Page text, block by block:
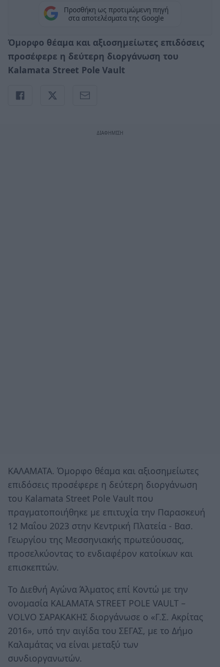
Προσθήκη ως προτιμώμενη πηγή
στα αποτελέσματα της Google
Όμορφο θέαμα και αξιοσημείωτες επιδόσεις
προσέφερε η δεύτερη διοργάνωση του
Kalamata Street Pole Vault
ΚΑΛΑΜΑΤΑ. Όμορφο θέαμα και αξιοσημείωτες
επιδόσεις προσέφερε η δεύτερη διοργάνωση
του Kalamata Street Pole Vault που
πραγματοποιήθηκε με επιτυχία την Παρασκευή
12 Μαΐου 2023 στην Κεντρική Πλατεία - Βασ.
Γεωργίου της Μεσσηνιακής πρωτεύουσας,
προσελκύοντας το ενδιαφέρον κατοίκων και
επισκεπτών.
Το Διεθνή Αγώνα Άλματος επί Κοντώ με την
ονομασία KALAMATA STREET POLE VAULT –
VOLVO ΣΑΡΑΚΑΚΗΣ διοργάνωσε ο «Γ.Σ. Ακρίτας
2016», υπό την αιγίδα του ΣΕΓΑΣ, με το Δήμο
Καλαμάτας να είναι μεταξύ των
συνδιοργανωτών.